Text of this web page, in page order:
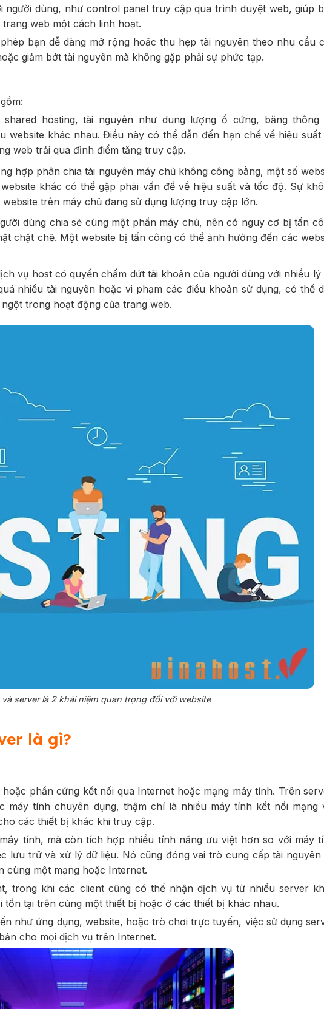
người dùng, như control panel truy cập qua trình duyệt web, giúp
web một cách linh hoạt.
bạn dễ dàng mở rộng hoặc thu hẹp tài nguyên theo nhu cầu
giảm bớt tài nguyên mà không gặp phải sự phức tạp.
hosting, tài nguyên như dung lượng ổ cứng, băng thông
website khác nhau. Điều này có thể dẫn đến hạn chế về hiệu suất
web trải qua đỉnh điểm tăng truy cập.
hợp phân chia tài nguyên máy chủ không công bằng, một số
khác có thể gặp phải vấn đề về hiệu suất và tốc độ. Sự
trên máy chủ đang sử dụng lượng truy cập lớn.
dùng chia sẻ cùng một phần máy chủ, nên có nguy cơ bị tấn
chặt chẽ. Một website bị tấn công có thể ảnh hưởng đến các
vụ host có quyền chấm dứt tài khoản của người dùng với nhiều lý
nhiều tài nguyên hoặc vi phạm các điều khoản sử dụng, có thể
trong hoạt động của trang web.
server là 2 khái niệm quan trọng đối với website
là gì?
phần cứng kết nối qua Internet hoặc mạng máy tính. Trên
máy tính chuyên dụng, thậm chí là nhiều máy tính kết nối mạng
các thiết bị khác khi truy cập.
tính, mà còn tích hợp nhiều tính năng ưu việt hơn so với máy
lưu trữ và xử lý dữ liệu. Nó cũng đóng vai trò cung cấp tài nguyên
cùng một mạng hoặc Internet.
trong khi các client cũng có thể nhận dịch vụ từ nhiều server
tại trên cùng một thiết bị hoặc ở các thiết bị khác nhau.
như ứng dụng, website, hoặc trò chơi trực tuyến, việc sử dụng
cho mọi dịch vụ trên Internet.